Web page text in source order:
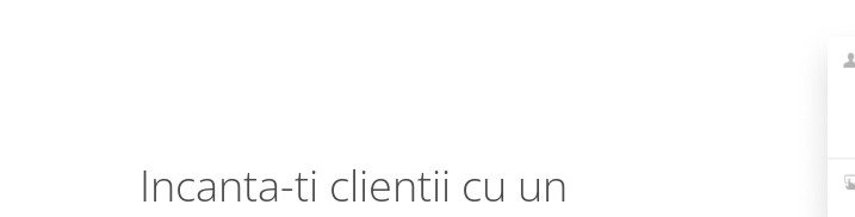
Incanta-ti clientii cu un